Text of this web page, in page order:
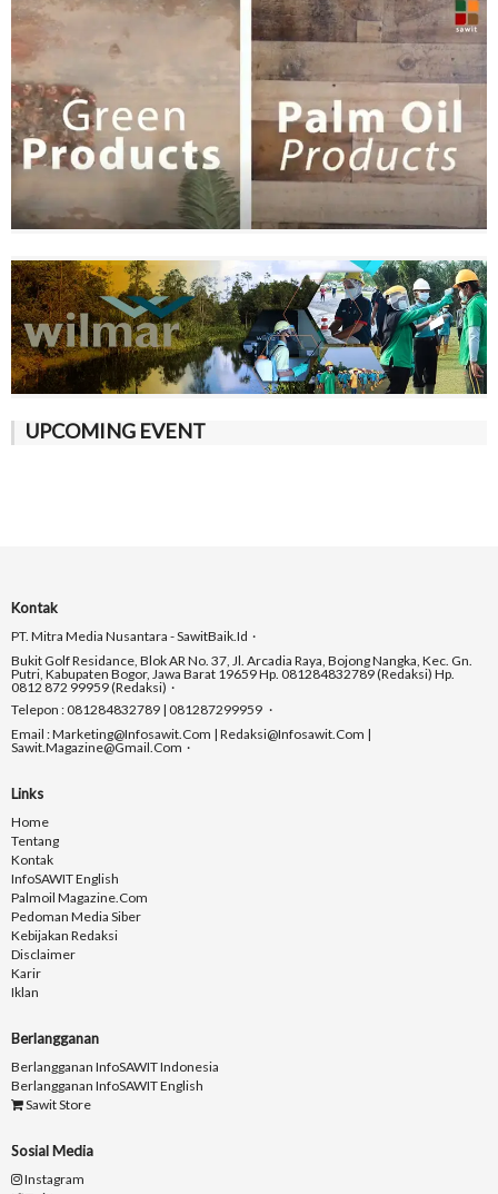
UPCOMING EVENT
Kontak
PT. Mitra Media Nusantara - SawitBaik.id
Bukit Golf Residance, Blok AR No. 37, Jl. Arcadia Raya, Bojong Nangka, Kec. Gn.
Putri, Kabupaten Bogor, Jawa Barat 19659 Hp. 081284832789 (Redaksi) Hp.
0812 872 99959 (Redaksi)
Telepon : 081284832789 | 081287299959
Email : Marketing@infosawit.com | Redaksi@infosawit.com |
Sawit.magazine@gmail.com
Links
Home
Tentang
Kontak
InfoSAWIT English
Palmoil Magazine.com
Pedoman Media Siber
Kebijakan Redaksi
Disclaimer
Karir
Iklan
Berlangganan
Berlangganan InfoSAWIT Indonesia
Berlangganan InfoSAWIT English
Sawit Store
Sosial Media
Instagram